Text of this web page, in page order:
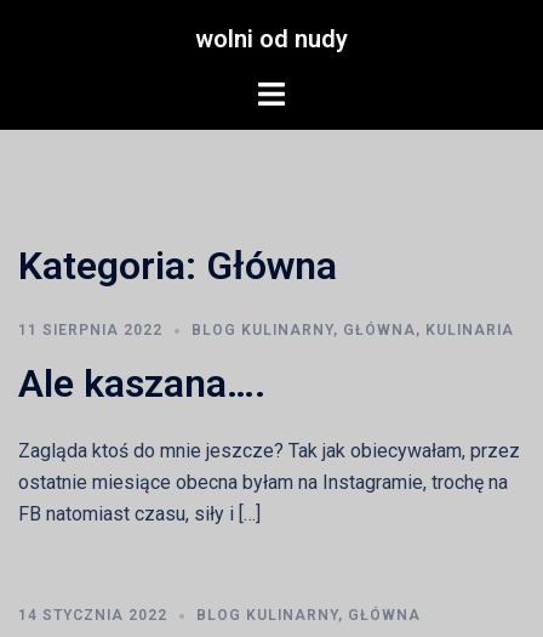
wolni od nudy
Menu
Kategoria: Główna
11 SIERPNIA 2022 BLOG KULINARNY, GŁÓWNA, KULINARIA
Ale kaszana….
Zagląda ktoś do mnie jeszcze? Tak jak obiecywałam, przez
ostatnie miesiące obecna byłam na Instagramie, trochę na
FB natomiast czasu, siły i […]
14 STYCZNIA 2022 BLOG KULINARNY, GŁÓWNA